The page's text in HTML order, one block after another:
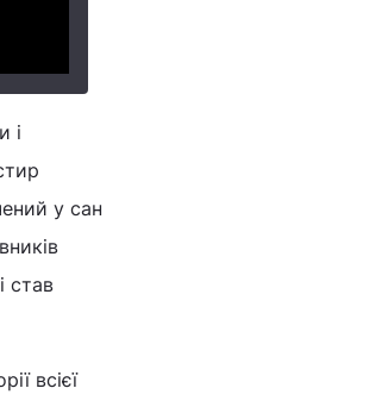
і
у сан
став
всієї